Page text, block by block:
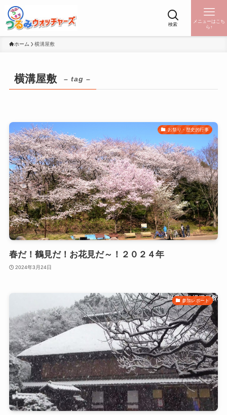
検索
メニューはこち
ら↑
ホーム 横溝屋敷
横溝屋敷 – tag –
お祭り・歴史的行事
春だ！鶴見だ！お花見だ～！２０２４年
2024年3月24日
参加レポート